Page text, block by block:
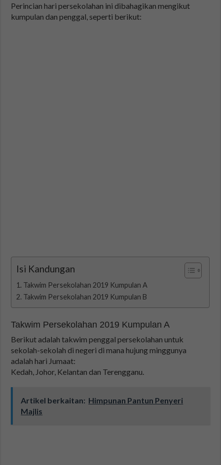
Perincian hari persekolahan ini dibahagikan mengikut
kumpulan dan penggal, seperti berikut:
Isi Kandungan
Takwim Persekolahan 2019 Kumpulan A
Takwim Persekolahan 2019 Kumpulan B
Takwim Persekolahan 2019 Kumpulan A
Berikut adalah takwim penggal persekolahan untuk
sekolah-sekolah di negeri di mana hujung minggunya
adalah hari Jumaat:
Kedah, Johor, Kelantan dan Terengganu.
Artikel berkaitan: Himpunan Pantun Penyeri
Majlis